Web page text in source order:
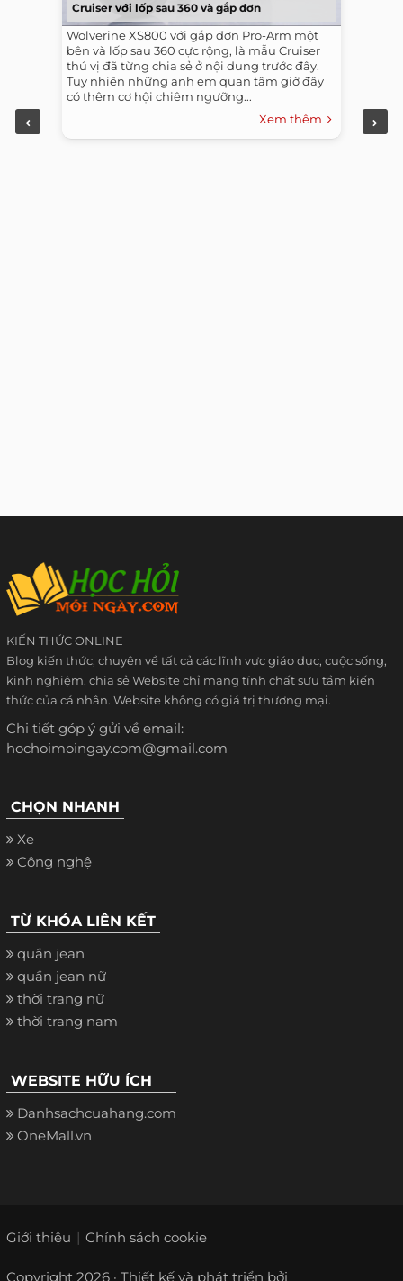
Cruiser với lốp sau 360 và gắp đơn
Wolverine XS800 với gắp đơn Pro-Arm một
bên và lốp sau 360 cực rộng, là mẫu Cruiser
thú vị đã từng chia sẻ ở nội dung trước đây.
Tuy nhiên những anh em quan tâm giờ đây
có thêm cơ hội chiêm ngưỡng...
Xem thêm
KIẾN THỨC ONLINE
Blog kiến thức, chuyên về tất cả các lĩnh vực giáo dục, cuộc sống,
kinh nghiệm, chia sẻ Website chỉ mang tính chất sưu tầm kiến
thức của cá nhân. Website không có giá trị thương mại.
Chi tiết góp ý gửi về email:
hochoimoingay.com@gmail.com
CHỌN NHANH
Xe
Công nghệ
TỪ KHÓA LIÊN KẾT
quần jean
quần jean nữ
thời trang nữ
thời trang nam
WEBSITE HỮU ÍCH
Danhsachcuahang.com
OneMall.vn
Giới thiệu Chính sách cookie
Copyright 2026 · Thiết kế và phát triển bởi